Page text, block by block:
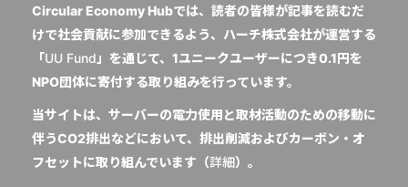
Circular Economy Hubでは、読者の皆様が記事を読むだ
けで社会貢献に参加できるよう、ハーチ株式会社が運営する
「UU Fund 」を通じて、1ユニークユーザーにつき0.1円を
NPO団体に寄付する取り組みを行っています。
当サイトは、サーバーの電力使用と取材活動のための移動に
伴うCO2排出などにおいて、排出削減およびカーボン・オ
フセットに取り組んでいます（詳細）。